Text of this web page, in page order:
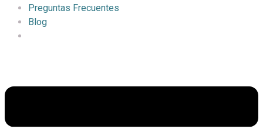
Preguntas Frecuentes
Blog